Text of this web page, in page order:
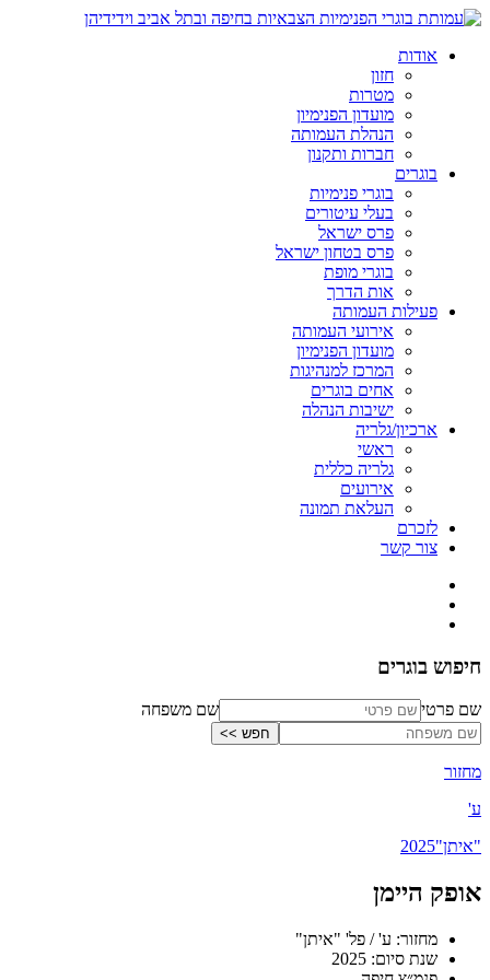
אודות
חזון
מטרות
מועדון הפנימיון
הנהלת העמותה
חברות ותקנון
בוגרים
בוגרי פנימיות
בעלי עיטורים
פרס ישראל
פרס בטחון ישראל
בוגרי מופת
אות הדרך
פעילות העמותה
אירועי העמותה
מועדון הפנימיון
המרכז למנהיגות
אחים בוגרים
ישיבות הנהלה
ארכיון/גלריה
ראשי
גלריה כללית
אירועים
העלאת תמונה
לזכרם
צור קשר
חיפוש בוגרים
שם פרטי שם משפחה
מחזור
ע'
"איתן"2025
אופק היימן
מחזור: ע' / פל' "איתן"
שנת סיום: 2025